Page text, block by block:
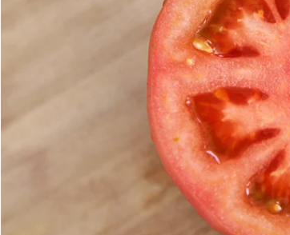
『みかづき』
8月8日 13:39 [東京都]
新潟県産 梨（贈答用・家庭用）
『岩福農園』